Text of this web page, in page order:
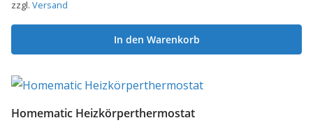
zzgl. Versand
In den Warenkorb
Homematic Heizkörperthermostat